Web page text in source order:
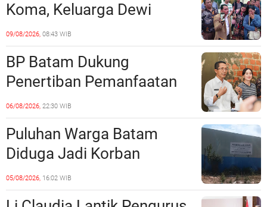
Koma, Keluarga Dewi
Sartika Polisikan RS Awal
Bros Botania
09/08/2026, 08:43 WIB
BP Batam Dukung
Penertiban Pemanfaatan
Ruang Laut Sesuai
Ketentuan Peraturan
Perundang-undangan
06/08/2026, 22:30 WIB
Puluhan Warga Batam
Diduga Jadi Korban
Penipuan Kavling Hingga
Miliaran Rupiah, Laporan ke
05/08/2026, 16:02 WIB